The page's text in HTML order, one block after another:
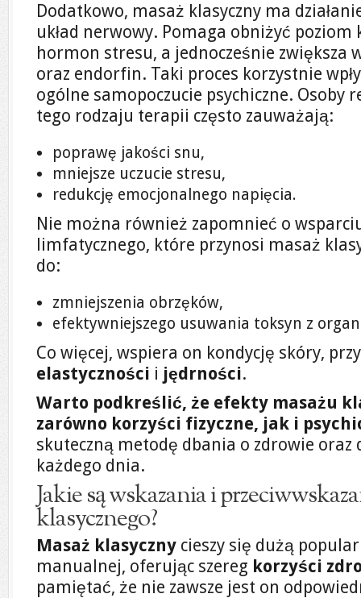
Dodatkowo, masaż klasyczny ma
układ nerwowy. Pomaga obniżyć
hormon stresu, a jednocześnie zwiększa
oraz endorfin. Taki proces korzystnie
ogólne samopoczucie psychiczne. Osoby
tego rodzaju terapii często zauważają:
poprawę jakości snu,
mniejsze uczucie stresu,
redukcję emocjonalnego napięcia.
Nie można również zapomnieć o
limfatycznego, które przynosi masaż
do:
zmniejszenia obrzęków,
efektywniejszego usuwania toksyn z
Co więcej, wspiera on kondycję skóry,
elastyczności i jędrności.
Warto podkreślić, że efekty masażu
zarówno korzyści fizyczne, jak i
skuteczną metodę dbania o zdrowie oraz
każdego dnia.
Jakie są wskazania i
klasycznego?
Masaż klasyczny cieszy się dużą
manualnej, oferując szereg korzyści
pamiętać, że nie zawsze jest on